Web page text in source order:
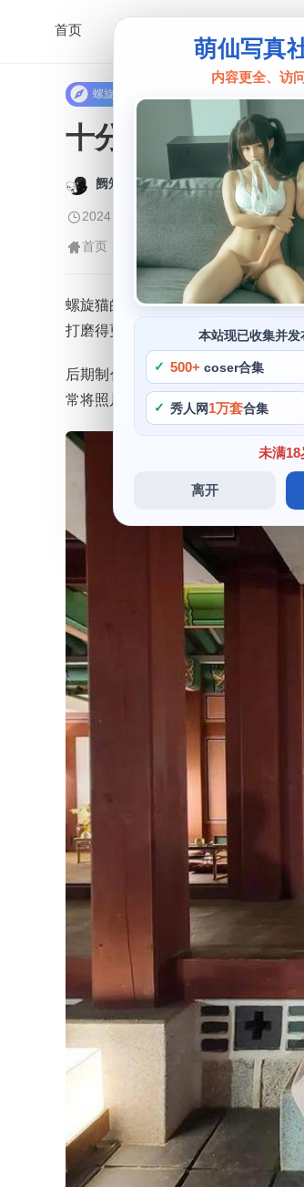
首页
萌仙写真
内容更全、访
本站现已收集并发
500+ coser合集
秀人网1万套合集
未满18
离开
螺旋猫
十分惊艳的螺旋
阙知风
2024 年 5 月 19 日 16:56:08
480
首页 > 螺旋猫 > 正文
螺旋猫的作品无疑是作为一个coser
打磨得更加完美，螺旋猫的后期修
后期制作等多个领域的博主，场景
常将照片中肆意缤纷的色彩分层，展